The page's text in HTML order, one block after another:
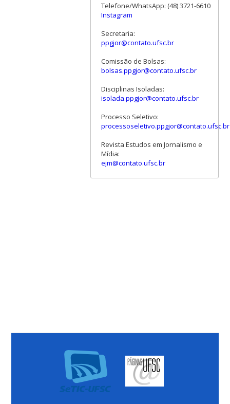
Telefone/WhatsApp: (48) 3721-6610
Instagram
Secretaria:
ppgjor@contato.ufsc.br
Comissão de Bolsas:
bolsas.ppgjor@contato.ufsc.br
Disciplinas Isoladas:
isolada.ppgjor@contato.ufsc.br
Processo Seletivo:
processoseletivo.ppgjor@contato.ufsc.br
Revista Estudos em Jornalismo e
Mídia:
ejm@contato.ufsc.br